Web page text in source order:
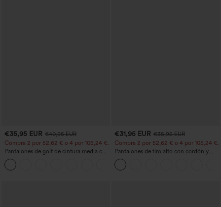
€35,95 EUR €40,95 EUR
Compra 2 por 52,62 € o 4 por 105,24 €.
Pantalones de golf de cintura media con
cordón, dobladillo curvo, secado rápido,
de corte cónico y con bolsillos - UPF40+
€31,95 EUR €35,95 EUR
Compra 2 por 52,62 € o 4 por 105,24 €.
Pantalones de tiro alto con cordón y
bolsillos, pernera ancha, holgados y de
estilo casual con tacto de lino.